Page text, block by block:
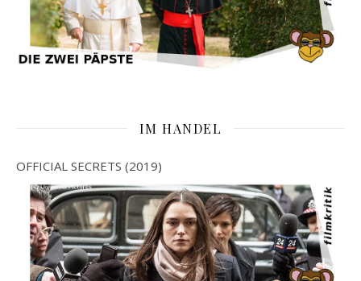
IM HANDEL
OFFICIAL SECRETS (2019)